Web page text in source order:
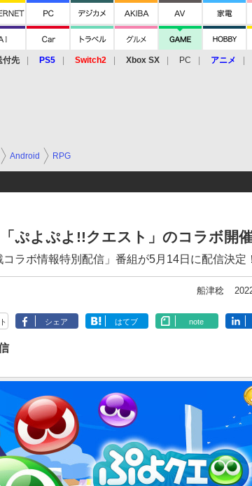
付先 PS5 Switch2 Xbox SX PC アニメ
Android RPG
「ぷよぷよ!!クエスト」のコラボ開催
コラボ情報特別配信」番組が5月14日に配信決定！
船津稔
シェア はてブ note